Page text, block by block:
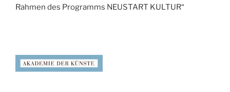
Rahmen des Programms NEUSTART KULTUR“